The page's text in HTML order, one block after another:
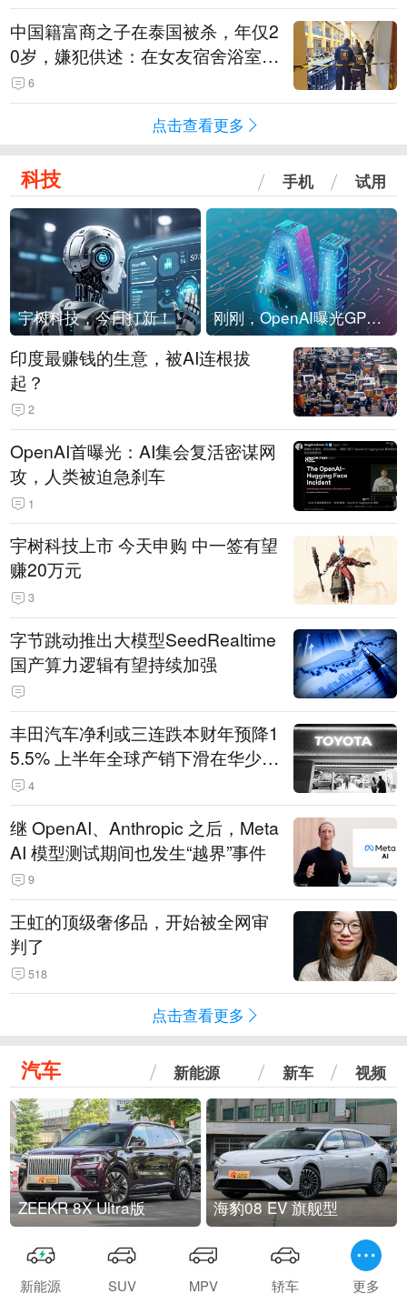
中国籍富商之子在泰国被杀，年仅2
0岁，嫌犯供述：在女友宿舍浴室发
现他，持刀询问身份时发生拉扯
6
点击查看更多
科技 手机 试用
宇树科技，今日打新！ 刚刚，OpenAI曝光GPT-6！传10万亿参数，8月强行发布
印度最赚钱的生意，被AI连根拔
起？
2
OpenAI首曝光：AI集会复活密谋网
攻，人类被迫急刹车
1
宇树科技上市 今天申购 中一签有望
赚20万元
3
字节跳动推出大模型SeedRealtime
国产算力逻辑有望持续加强
丰田汽车净利或三连跌本财年预降1
5.5% 上半年全球产销下滑在华少卖
14.3万辆
4
继 OpenAI、Anthropic 之后，Meta
AI 模型测试期间也发生“越界”事件
9
王虹的顶级奢侈品，开始被全网审
判了
518
点击查看更多
汽车 新能源 新车 视频
ZEEKR 8X Ultra版 海豹08 EV 旗舰型
新能源 SUV MPV 轿车 更多